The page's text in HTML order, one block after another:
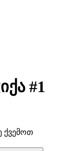
#1
ქვემოთ